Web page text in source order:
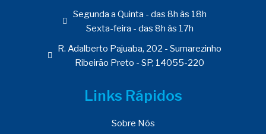
Segunda a Quinta - das 8h às 18h
Sexta-feira - das 8h às 17h
R. Adalberto Pajuaba, 202 - Sumarezinho
Ribeirão Preto - SP, 14055-220
Links Rápidos
Sobre Nós